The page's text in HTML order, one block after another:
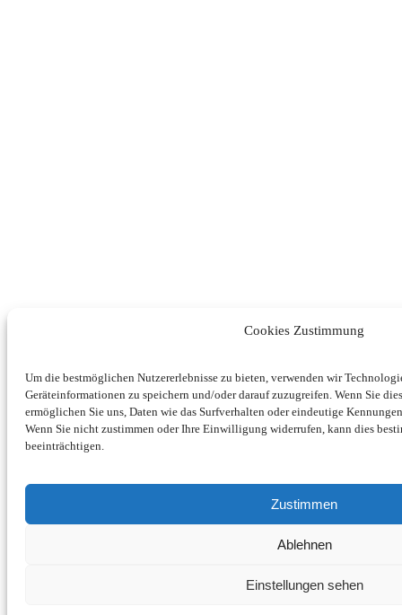
Cookies Zustimmung
Um die bestmöglichen Nutzererlebnisse zu bieten, verwenden wir
Geräteinformationen zu speichern und/oder darauf zuzugreifen. Wenn Sie
ermöglichen Sie uns, Daten wie das Surfverhalten oder eindeutige
Wenn Sie nicht zustimmen oder Ihre Einwilligung widerrufen, kann dies
beeinträchtigen.
Zustimmen
Ablehnen
Einstellungen sehen